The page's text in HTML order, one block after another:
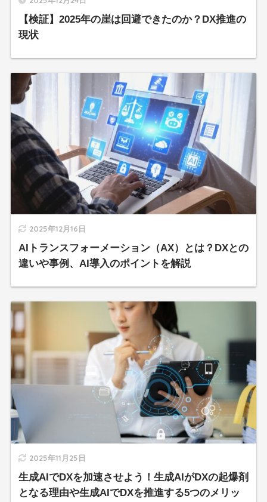
【検証】2025年の崖は回避できたのか？DX推進の
現状
2025年12月16日
AIトランスフォーメーション（AX）とは？DXとの
違いや事例、AI導入のポイントを解説
2025年11月25日
生成AIでDXを加速させよう！生成AIがDXの起爆剤
となる理由や生成AIでDXを推進する5つのメリッ